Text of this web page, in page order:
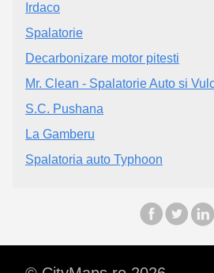
Irdaco
Spalatorie
Decarbonizare motor pitesti
Mr. Clean - Spalatorie Auto si
S.C. Pushana
La Gamberu
Spalatoria auto Typhoon